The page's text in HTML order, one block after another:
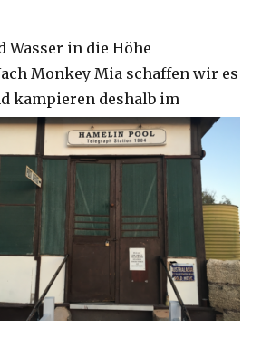
Wasser in die Höhe
Monkey Mia schaffen wir es
kampieren deshalb im